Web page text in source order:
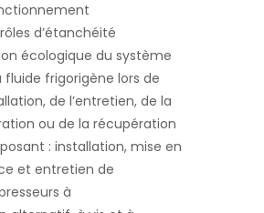
d’étanchéité
écologique du système
fluide frigorigène lors de
de l’entretien, de la
ou de la récupération
: installation, mise en
et entretien de
à